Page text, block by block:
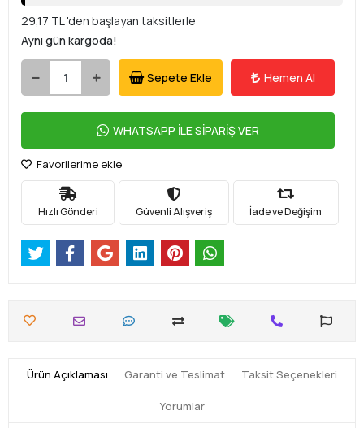
29,17 TL 'den başlayan taksitlerle
Aynı gün kargoda!
Sepete Ekle Hemen Al
WHATSAPP İLE SİPARİŞ VER
Favorilerime ekle
Hızlı Gönderi Güvenli Alışveriş İade ve Değişim
Ürün Açıklaması Garanti ve Teslimat Taksit Seçenekleri
Yorumlar